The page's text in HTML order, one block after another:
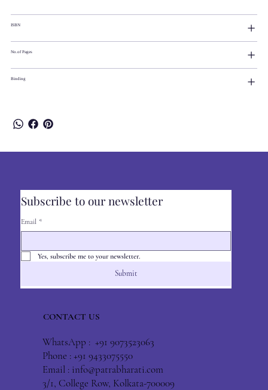
ISBN
No.of Pages
Binding
Subscribe to our newsletter
Email *
Yes, subscribe me to your newsletter.
Submit
CONTACT US
WhatsApp : +91 9073523063
Phone : +91 9433075550
Email : info@patrabharati.com
3/1, College Row, Kolkata-700009